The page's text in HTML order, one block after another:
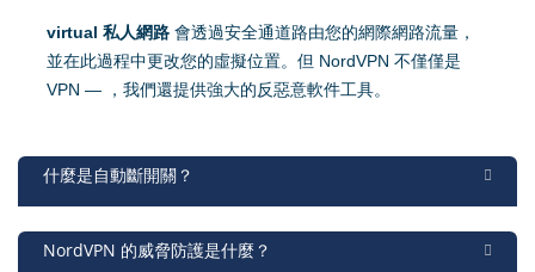
virtual 私人網路 會透過安全通道路由您的網際網路流量，
並在此過程中更改您的虛擬位置。但 NordVPN 不僅僅是
VPN — ，我們還提供強大的反惡意軟件工具。
什麼是自動斷開關？
NordVPN 的威脅防護是什麼？